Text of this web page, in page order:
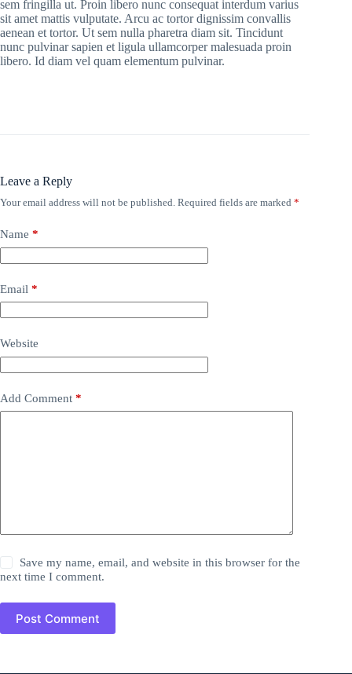
sem fringilla ut. Proin libero nunc consequat interdum varius
sit amet mattis vulputate. Arcu ac tortor dignissim convallis
aenean et tortor. Ut sem nulla pharetra diam sit. Tincidunt
nunc pulvinar sapien et ligula ullamcorper malesuada proin
libero. Id diam vel quam elementum pulvinar.
Leave a Reply
Your email address will not be published. Required fields are marked *
Name *
Email *
Website
Add Comment *
Save my name, email, and website in this browser for the
next time I comment.
Post Comment